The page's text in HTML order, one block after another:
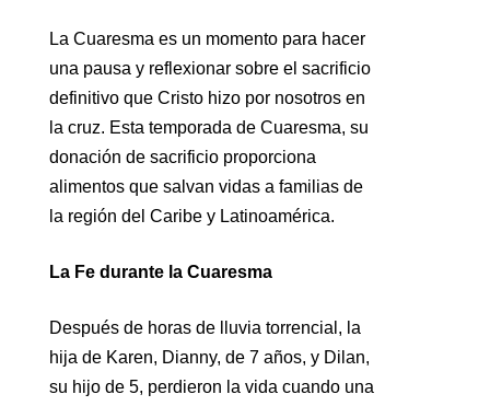
La Cuaresma es un momento para hacer
una pausa y reflexionar sobre el sacrificio
definitivo que Cristo hizo por nosotros en
la cruz. Esta temporada de Cuaresma, su
donación de sacrificio proporciona
alimentos que salvan vidas a familias de
la región del Caribe y Latinoamérica.
La Fe durante la Cuaresma
Después de horas de lluvia torrencial, la
hija de Karen, Dianny, de 7 años, y Dilan,
su hijo de 5, perdieron la vida cuando una